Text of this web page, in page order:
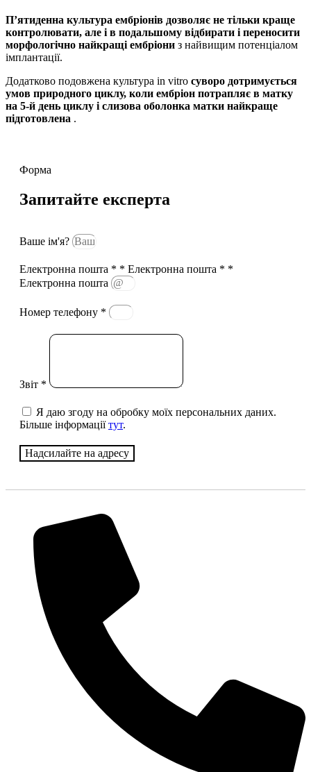
П’ятиденна культура ембріонів дозволяє не тільки краще
контролювати, але і в подальшому відбирати і переносити
морфологічно найкращі ембріони з найвищим потенціалом
імплантації.
Додатково подовжена культура in vitro суворо дотримується
умов природного циклу, коли ембріон потрапляє в матку
на 5-й день циклу і слизова оболонка матки найкраще
підготовлена .
Форма
Запитайте експерта
Ваше ім'я?
Електронна пошта * * Електронна пошта * *
Електронна пошта
Номер телефону *
Звіт *
Я даю згоду на обробку моїх персональних даних.
Більше інформаціїтут.
Надсилайте на адресу